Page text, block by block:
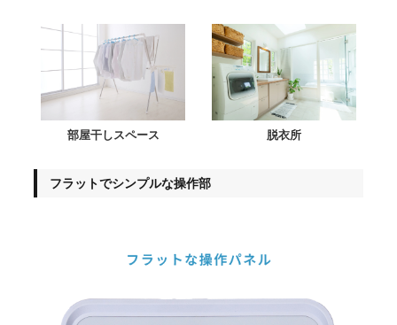
部屋干しスペース 脱衣所
フラットでシンプルな操作部